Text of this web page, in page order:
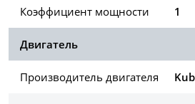
Коэффициент мощности 1
Двигатель
Производитель двигателя